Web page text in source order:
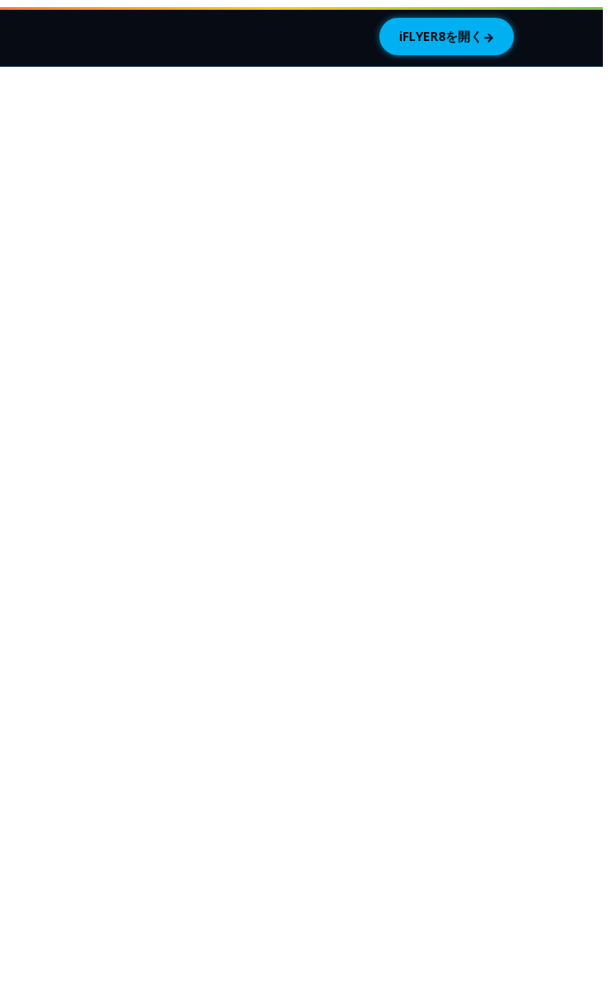
iFLYER8を開く →